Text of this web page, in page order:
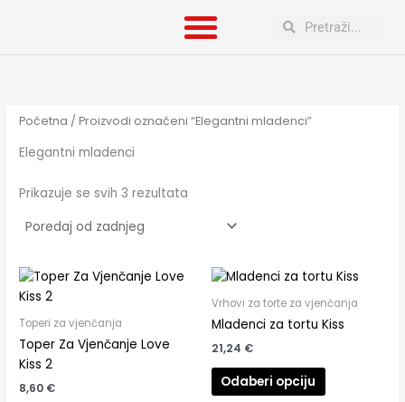
SearchSearch
Početna / Proizvodi označeni “Elegantni mladenci”
Elegantni mladenci
Prikazuje se svih 3 rezultata
po
najnovijem
Toperi za vjenčanja
Toper Za Vjenčanje Love
Kiss 2
8,60 €
Vrhovi za torte za vjenčanja
Mladenci za tortu Kiss
21,24 €
Odaberi opciju